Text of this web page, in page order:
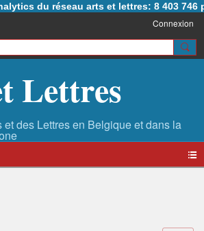
du réseau arts et lettres: 8 403 746
Connexion
Lettres